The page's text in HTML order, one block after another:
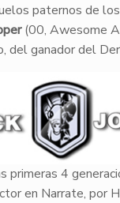
paternos de los
(00, Awesome
del ganador del
primeras 4
en Narrate, por